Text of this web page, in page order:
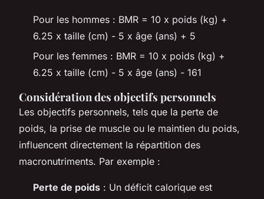
Pour les hommes : BMR = 10 x poids (kg) +
6.25 x taille (cm) - 5 x âge (ans) + 5
Pour les femmes : BMR = 10 x poids (kg) +
6.25 x taille (cm) - 5 x âge (ans) - 161
Considération des objectifs personnels
Les objectifs personnels, tels que la perte de
poids, la prise de muscle ou le maintien du poids,
influencent directement la répartition des
macronutriments. Par exemple :
Perte de poids : Un déficit calorique est